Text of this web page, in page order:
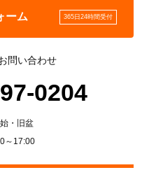
ーム 365日24時間受付
問い合わせ
0204
・旧盆
～17:00